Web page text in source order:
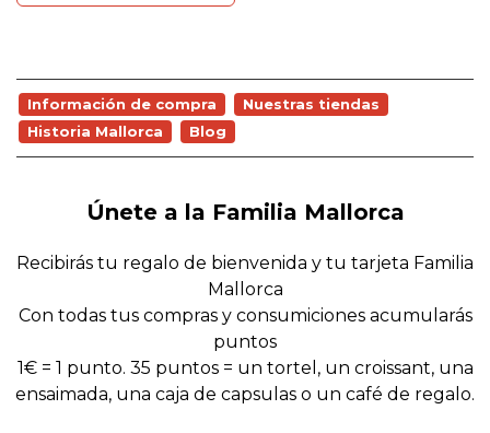
Información de compra
Nuestras tiendas
Historia Mallorca
Blog
Únete a la Familia Mallorca
Recibirás tu regalo de bienvenida y tu tarjeta Familia
Mallorca
Con todas tus compras y consumiciones acumularás
puntos
1€ = 1 punto. 35 puntos = un tortel, un croissant, una
ensaimada, una caja de capsulas o un café de regalo.